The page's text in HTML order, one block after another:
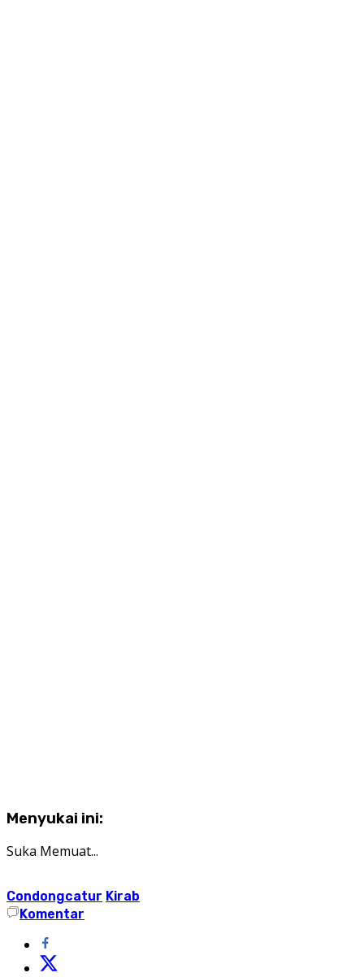
Menyukai ini:
Suka Memuat...
Condongcatur Kirab
Komentar